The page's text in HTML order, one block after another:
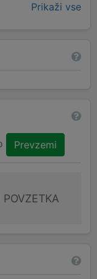
Prikaži vse
Prevzemi